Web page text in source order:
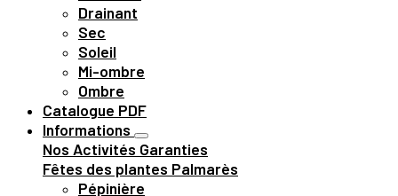
Drainant
Sec
Soleil
Mi-ombre
Ombre
Catalogue PDF
Informations
Nos Activités Garanties
Fêtes des plantes Palmarès
Pépinière